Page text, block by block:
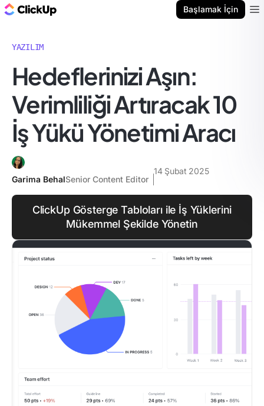
Başlamak İçin
YAZILIM
Hedeflerinizi Aşın:
Verimliliği Artıracak 10
İş Yükü Yönetimi Aracı
Garima BehalSenior Content Editor
14 Şubat 2025
ClickUp Gösterge Tabloları ile İş Yüklerini
Mükemmel Şekilde Yönetin